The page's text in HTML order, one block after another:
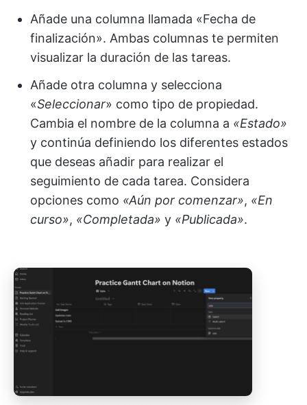
Añade una columna llamada «Fecha de
finalización». Ambas columnas te permiten
visualizar la duración de las tareas.
Añade otra columna y selecciona
«Seleccionar» como tipo de propiedad.
Cambia el nombre de la columna a «Estado»
y continúa definiendo los diferentes estados
que deseas añadir para realizar el
seguimiento de cada tarea. Considera
opciones como «Aún por comenzar», «En
curso», «Completada» y «Publicada».